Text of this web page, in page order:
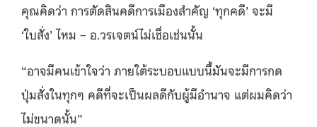
คุณคิดว่า การตัดสินคดีการเมืองสำคัญ ‘ทุกคดี’ จะมี
‘ใบสั่ง’ ไหม – อ.วรเจตน์ไม่เชื่อเช่นนั้น
“อาจมีคนเข้าใจว่า ภายใต้ระบอบแบบนี้มันจะมีการกด
ปุ่มสั่งในทุกๆ คดีที่จะเป็นผลดีกับผู้มีอำนาจ แต่ผมคิดว่า
ไม่ขนาดนั้น”